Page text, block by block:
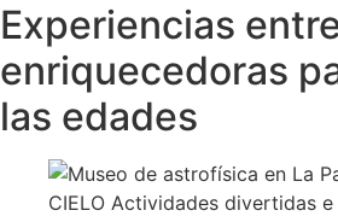
Experiencias
enriquecedoras
las edades